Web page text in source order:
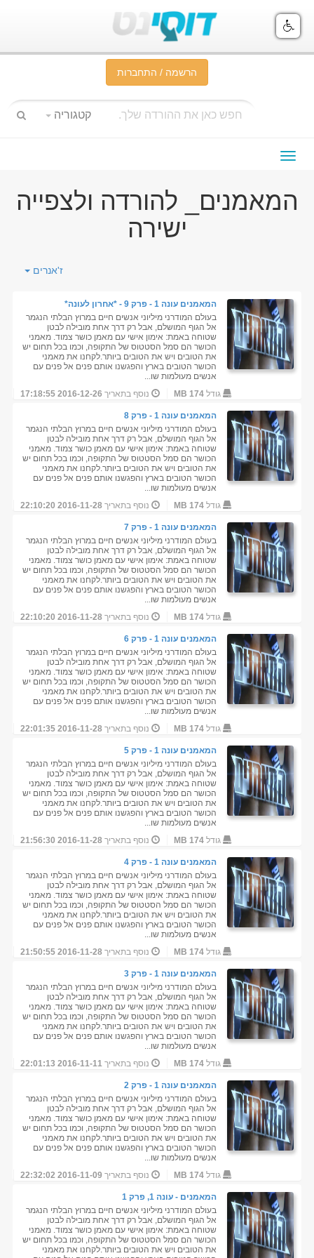
הרשמה / התחברות
קטגוריה
תפריט
המאמנים_ להורדה ולצפייה
ישירה
ז'אנרים
המאמנים עונה 1 - פרק 9 - *אחרון לעונה*
בעולם המודרני מיליוני אנשים חיים במרוץ הבלתי הנגמר
אל הגוף המושלם, אבל רק דרך אחת מובילה לבטן
שטוחה באמת: אימון אישי עם מאמן כושר צמוד. מאמני
הכושר הם סמל הסטטוס של התקופה, וכמו בכל תחום יש
את הטובים ויש את הטובים ביותר.לקחנו את מאמני
הכושר הטובים בארץ והפגשנו אותם פנים אל פנים עם
אנשים מעולמות שו...
גודל174 MB נוסף בתאריך 2016-12-26 17:18:55
המאמנים עונה 1 - פרק 8
בעולם המודרני מיליוני אנשים חיים במרוץ הבלתי הנגמר
אל הגוף המושלם, אבל רק דרך אחת מובילה לבטן
שטוחה באמת: אימון אישי עם מאמן כושר צמוד. מאמני
הכושר הם סמל הסטטוס של התקופה, וכמו בכל תחום יש
את הטובים ויש את הטובים ביותר.לקחנו את מאמני
הכושר הטובים בארץ והפגשנו אותם פנים אל פנים עם
אנשים מעולמות שו...
גודל174 MB נוסף בתאריך2016-11-28 22:10:20
המאמנים עונה 1 - פרק 7
בעולם המודרני מיליוני אנשים חיים במרוץ הבלתי הנגמר
אל הגוף המושלם, אבל רק דרך אחת מובילה לבטן
שטוחה באמת: אימון אישי עם מאמן כושר צמוד. מאמני
הכושר הם סמל הסטטוס של התקופה, וכמו בכל תחום יש
את הטובים ויש את הטובים ביותר.לקחנו את מאמני
הכושר הטובים בארץ והפגשנו אותם פנים אל פנים עם
אנשים מעולמות שו...
גודל174 MB נוסף בתאריך2016-11-28 22:10:20
המאמנים עונה 1 - פרק 6
בעולם המודרני מיליוני אנשים חיים במרוץ הבלתי הנגמר
אל הגוף המושלם, אבל רק דרך אחת מובילה לבטן
שטוחה באמת: אימון אישי עם מאמן כושר צמוד. מאמני
הכושר הם סמל הסטטוס של התקופה, וכמו בכל תחום יש
את הטובים ויש את הטובים ביותר.לקחנו את מאמני
הכושר הטובים בארץ והפגשנו אותם פנים אל פנים עם
אנשים מעולמות שו...
גודל174 MB נוסף בתאריך2016-11-28 22:01:35
המאמנים עונה 1 - פרק 5
בעולם המודרני מיליוני אנשים חיים במרוץ הבלתי הנגמר
אל הגוף המושלם, אבל רק דרך אחת מובילה לבטן
שטוחה באמת: אימון אישי עם מאמן כושר צמוד. מאמני
הכושר הם סמל הסטטוס של התקופה, וכמו בכל תחום יש
את הטובים ויש את הטובים ביותר.לקחנו את מאמני
הכושר הטובים בארץ והפגשנו אותם פנים אל פנים עם
אנשים מעולמות שו...
גודל174 MB נוסף בתאריך2016-11-28 21:56:30
המאמנים עונה 1 - פרק 4
בעולם המודרני מיליוני אנשים חיים במרוץ הבלתי הנגמר
אל הגוף המושלם, אבל רק דרך אחת מובילה לבטן
שטוחה באמת: אימון אישי עם מאמן כושר צמוד. מאמני
הכושר הם סמל הסטטוס של התקופה, וכמו בכל תחום יש
את הטובים ויש את הטובים ביותר.לקחנו את מאמני
הכושר הטובים בארץ והפגשנו אותם פנים אל פנים עם
אנשים מעולמות שו...
גודל174 MB נוסף בתאריך2016-11-28 21:50:55
המאמנים עונה 1 - פרק 3
בעולם המודרני מיליוני אנשים חיים במרוץ הבלתי הנגמר
אל הגוף המושלם, אבל רק דרך אחת מובילה לבטן
שטוחה באמת: אימון אישי עם מאמן כושר צמוד. מאמני
הכושר הם סמל הסטטוס של התקופה, וכמו בכל תחום יש
את הטובים ויש את הטובים ביותר.לקחנו את מאמני
הכושר הטובים בארץ והפגשנו אותם פנים אל פנים עם
אנשים מעולמות שו...
גודל174 MB נוסף בתאריך2016-11-11 22:01:13
המאמנים עונה 1 - פרק 2
בעולם המודרני מיליוני אנשים חיים במרוץ הבלתי הנגמר
אל הגוף המושלם, אבל רק דרך אחת מובילה לבטן
שטוחה באמת: אימון אישי עם מאמן כושר צמוד. מאמני
הכושר הם סמל הסטטוס של התקופה, וכמו בכל תחום יש
את הטובים ויש את הטובים ביותר.לקחנו את מאמני
הכושר הטובים בארץ והפגשנו אותם פנים אל פנים עם
אנשים מעולמות שו...
גודל174 MB נוסף בתאריך 2016-11-09 22:32:02
המאמנים - עונה 1, פרק 1
בעולם המודרני מיליוני אנשים חיים במרוץ הבלתי הנגמר
אל הגוף המושלם, אבל רק דרך אחת מובילה לבטן
שטוחה באמת: אימון אישי עם מאמן כושר צמוד. מאמני
הכושר הם סמל הסטטוס של התקופה, וכמו בכל תחום יש
את הטובים ויש את הטובים ביותר.לקחנו את מאמני